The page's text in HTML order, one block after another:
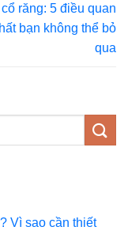
cổ răng: 5 điều quan
bạn không thể bỏ
qua
Vì sao cần thiết